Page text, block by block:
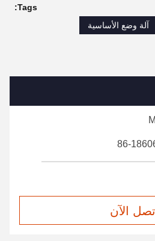
Tags:
آلة وضع الأساسية
اتصل الآن